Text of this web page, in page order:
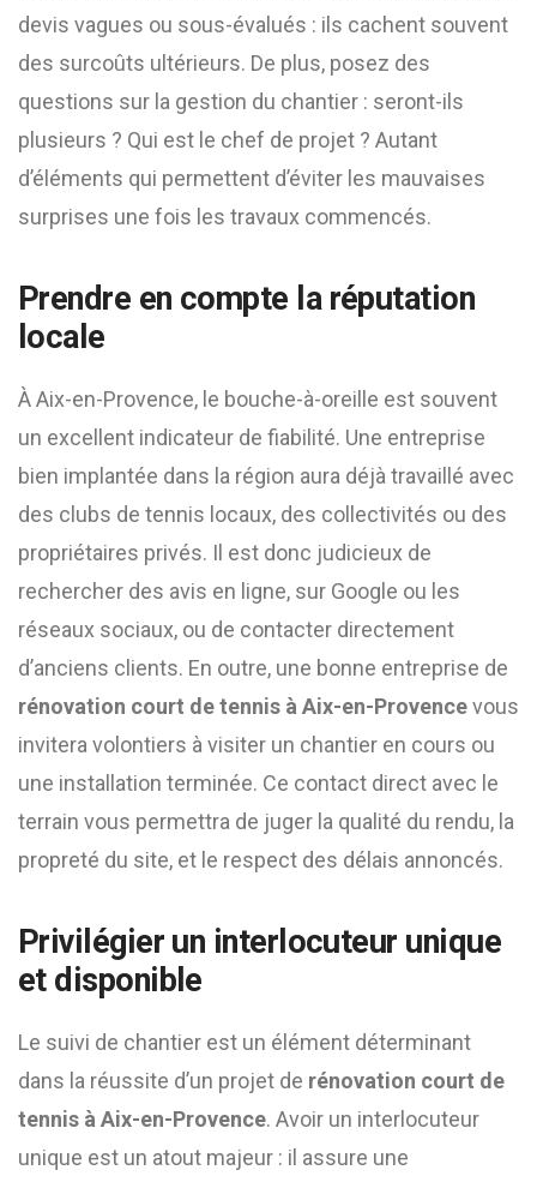
devis vagues ou sous-évalués : ils cachent souvent
des surcoûts ultérieurs. De plus, posez des
questions sur la gestion du chantier : seront-ils
plusieurs ? Qui est le chef de projet ? Autant
d’éléments qui permettent d’éviter les mauvaises
surprises une fois les travaux commencés.
Prendre en compte la réputation
locale
À Aix-en-Provence, le bouche-à-oreille est souvent
un excellent indicateur de fiabilité. Une entreprise
bien implantée dans la région aura déjà travaillé avec
des clubs de tennis locaux, des collectivités ou des
propriétaires privés. Il est donc judicieux de
rechercher des avis en ligne, sur Google ou les
réseaux sociaux, ou de contacter directement
d’anciens clients. En outre, une bonne entreprise de
rénovation court de tennis à Aix-en-Provencevous
invitera volontiers à visiter un chantier en cours ou
une installation terminée. Ce contact direct avec le
terrain vous permettra de juger la qualité du rendu, la
propreté du site, et le respect des délais annoncés.
Privilégier un interlocuteur unique
et disponible
Le suivi de chantier est un élément déterminant
dans la réussite d’un projet de rénovation court de
tennis à Aix-en-Provence. Avoir un interlocuteur
unique est un atout majeur : il assure une